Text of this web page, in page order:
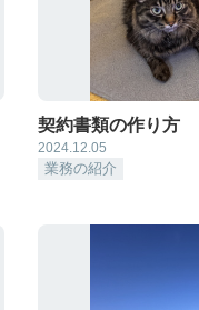
契約書類の作り方
2024.12.05
業務の紹介